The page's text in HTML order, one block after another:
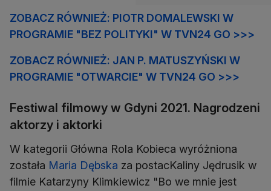
ZOBACZ RÓWNIEŻ: PIOTR DOMALEWSKI W
PROGRAMIE "BEZ POLITYKI" W TVN24 GO >>>
ZOBACZ RÓWNIEŻ: JAN P. MATUSZYŃSKI W
PROGRAMIE "OTWARCIE" W TVN24 GO >>>
Festiwal filmowy w Gdyni 2021. Nagrodzeni
aktorzy i aktorki
W kategorii Główna Rola Kobieca wyróżniona
została Maria Dębska za postacKaliny Jędrusik w
filmie Katarzyny Klimkiewicz "Bo we mnie jest